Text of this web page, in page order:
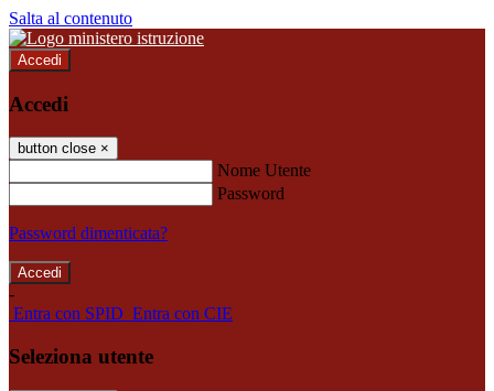
Salta al contenuto
Accedi
Accedi
button close ×
Nome Utente
Password
Password dimenticata?
-
Entra con SPID Entra con CIE
Seleziona utente